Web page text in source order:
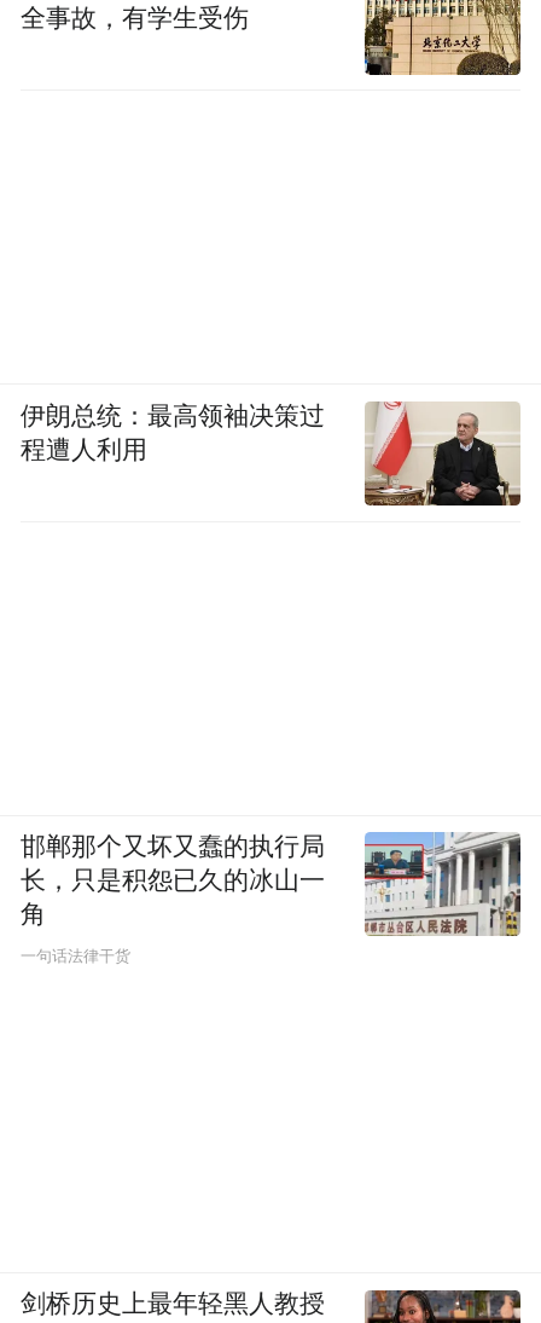
全事故，有学生受伤
伊朗总统：最高领袖决策过
程遭人利用
邯郸那个又坏又蠢的执行局
长，只是积怨已久的冰山一
角
一句话法律干货
剑桥历史上最年轻黑人教授